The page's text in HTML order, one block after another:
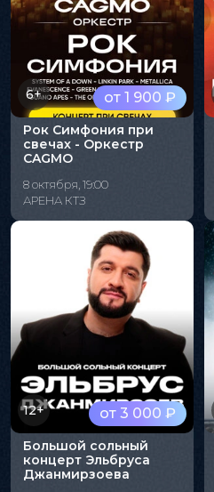
от 1 900 ₽
6+
Рок Симфония при
свечах - Оркестр
CAGMO
8 октября, 19:00
АРЕНА КТЗ
от 3 000 ₽
12+
Большой сольный
концерт Эльбруса
Джанмирзоева